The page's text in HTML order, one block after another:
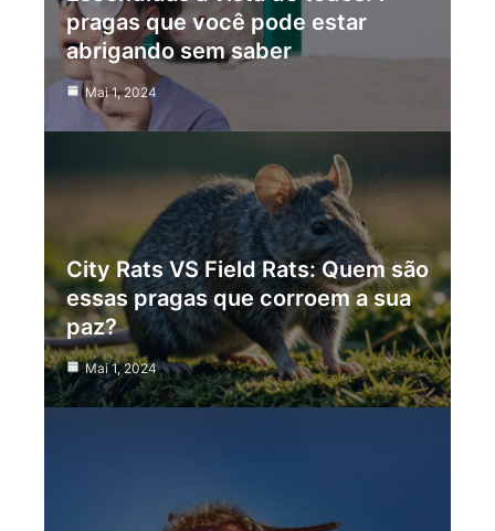
pragas que você pode estar
abrigando sem saber
Mai 1, 2024
City Rats VS Field Rats: Quem são
essas pragas que corroem a sua
paz?
Mai 1, 2024